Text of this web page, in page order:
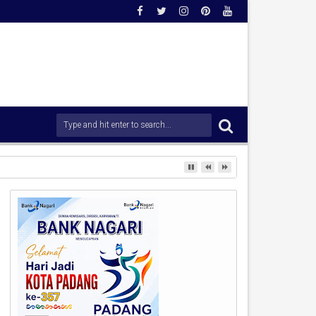
Dini Demi Menjaga Kamtibmas.